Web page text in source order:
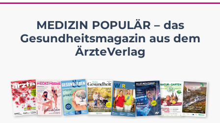
MEDIZIN POPULÄR – das
Gesundheitsmagazin aus dem
ÄrzteVerlag